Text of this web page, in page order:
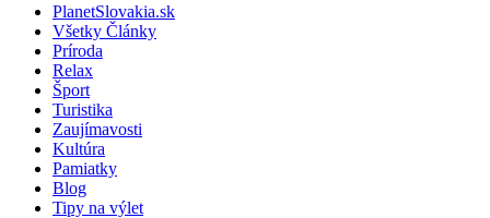
PlanetSlovakia.sk
Všetky Články
Príroda
Relax
Šport
Turistika
Zaujímavosti
Kultúra
Pamiatky
Blog
Tipy na výlet